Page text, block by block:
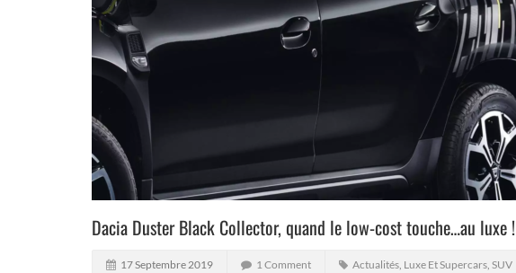
Dacia Duster Black Collector, quand le low-cost touche…au luxe !
17 Septembre 2019 1 Comment Actualités, Luxe Et Supercars, SUV